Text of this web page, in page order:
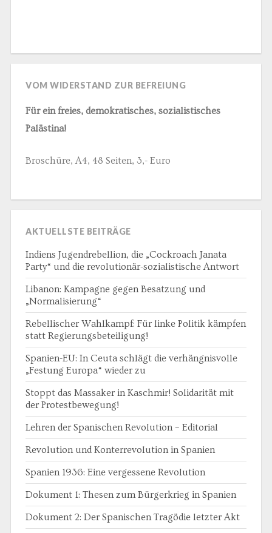
VOM WIDERSTAND ZUR BEFREIUNG
Für ein freies, demokratisches, sozialistisches
Palästina!
Broschüre, A4, 48 Seiten, 3,- Euro
AKTUELLSTE BEITRÄGE
Indiens Jugendrebellion, die „Cockroach Janata
Party“ und die revolutionär-sozialistische Antwort
Libanon: Kampagne gegen Besatzung und
„Normalisierung“
Rebellischer Wahlkampf: Für linke Politik kämpfen
statt Regierungsbeteiligung!
Spanien-EU: In Ceuta schlägt die verhängnisvolle
„Festung Europa“ wieder zu
Stoppt das Massaker in Kaschmir! Solidarität mit
der Protestbewegung!
Lehren der Spanischen Revolution – Editorial
Revolution und Konterrevolution in Spanien
Spanien 1936: Eine vergessene Revolution
Dokument 1: Thesen zum Bürgerkrieg in Spanien
Dokument 2: Der Spanischen Tragödie letzter Akt